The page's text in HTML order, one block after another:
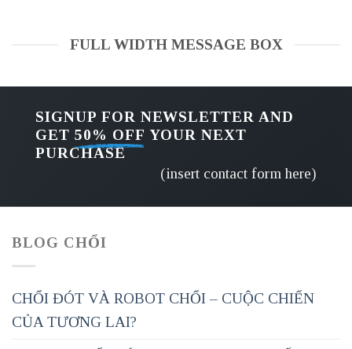
FULL WIDTH MESSAGE BOX
SIGNUP FOR NEWSLETTER AND
GET 50% OFF YOUR NEXT
PURCHASE
(insert contact form here)
BLOG CHỔI
CHỔI ĐÓT VÀ ROBOT CHỔI – CUỘC CHIẾN
CỦA TƯƠNG LAI?